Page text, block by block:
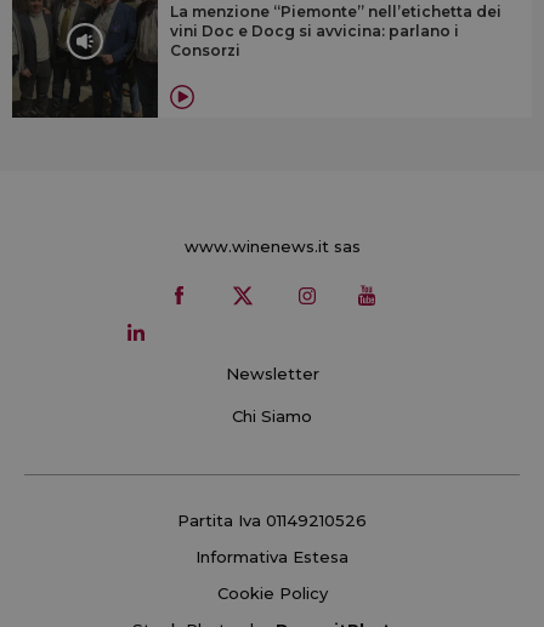
La menzione “Piemonte” nell’etichetta dei
vini Doc e Docg si avvicina: parlano i
Consorzi
www.winenews.it sas
Newsletter
Chi Siamo
Partita Iva 01149210526
Informativa Estesa
Cookie Policy